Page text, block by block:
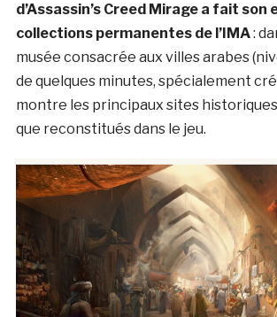
d’Assassin’s Creed Mirage a fait son
collections permanentes de l’IMA:
musée consacrée aux villes arabes
de quelques minutes, spécialement
montre les principaux sites
que reconstitués dans le jeu.